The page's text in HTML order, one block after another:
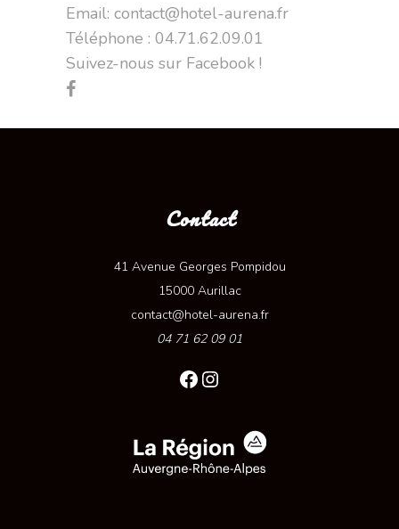
Email: contact@hotel-aurena.fr
Téléphone : 04.71.62.09.01
Suivez-nous sur Facebook !
Contact
41 Avenue Georges Pompidou
15000 Aurillac
contact@hotel-aurena.fr
04 71 62 09 01
Facebook
Instagram